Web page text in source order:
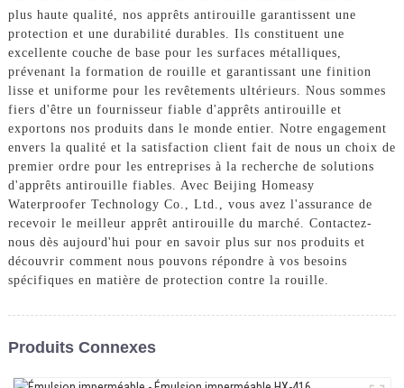
plus haute qualité, nos apprêts antirouille garantissent une
protection et une durabilité durables. Ils constituent une
excellente couche de base pour les surfaces métalliques,
prévenant la formation de rouille et garantissant une finition
lisse et uniforme pour les revêtements ultérieurs. Nous sommes
fiers d'être un fournisseur fiable d'apprêts antirouille et
exportons nos produits dans le monde entier. Notre engagement
envers la qualité et la satisfaction client fait de nous un choix de
premier ordre pour les entreprises à la recherche de solutions
d'apprêts antirouille fiables. Avec Beijing Homeasy
Waterproofer Technology Co., Ltd., vous avez l'assurance de
recevoir le meilleur apprêt antirouille du marché. Contactez-
nous dès aujourd'hui pour en savoir plus sur nos produits et
découvrir comment nous pouvons répondre à vos besoins
spécifiques en matière de protection contre la rouille.
Produits Connexes